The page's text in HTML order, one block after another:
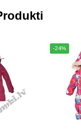
-24%